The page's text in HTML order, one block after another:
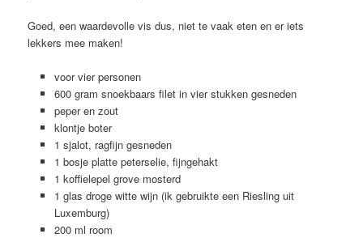
Goed, een waardevolle vis dus, niet te vaak eten en er iets
lekkers mee maken!
voor vier personen
600 gram snoekbaars filet in vier stukken gesneden
peper en zout
klontje boter
1 sjalot, ragfijn gesneden
1 bosje platte peterselie, fijngehakt
1 koffielepel grove mosterd
1 glas droge witte wijn (ik gebruikte een Riesling uit
Luxemburg)
200 ml room